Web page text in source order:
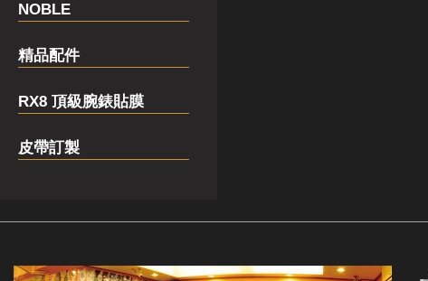
NOBLE
精品配件
RX8 頂級腕錶貼膜
皮帶訂製